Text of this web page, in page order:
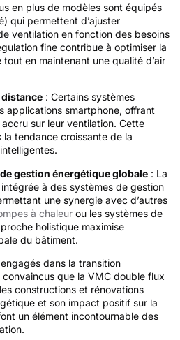
en plus de modèles sont équipés
qui permettent d’ajuster
ventilation en fonction des besoins
fine contribue à optimiser la
en maintenant une qualité d’air
: Certains systèmes
applications smartphone, offrant
sur leur ventilation. Cette
la tendance croissante de la
gestion énergétique globale : La
à des systèmes de gestion
une synergie avec d’autres
à chaleur ou les systèmes de
holistique maximise
du bâtiment.
dans la transition
que la VMC double flux
constructions et rénovations
et son impact positif sur la
un élément incontournable des